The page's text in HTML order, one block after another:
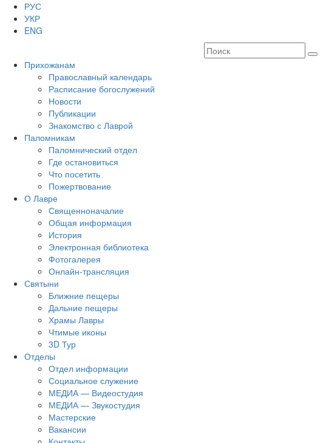
РУС
УКР
ENG
Прихожанам
Православный календарь
Расписание богослужений
Новости
Публикации
Знакомство с Лаврой
Паломникам
Паломнический отдел
Где остановиться
Что посетить
Пожертвование
О Лавре
Священноначалие
Общая информация
История
Электронная библиотека
Фотогалерея
Онлайн-трансляция
Святыни
Ближние пещеры
Дальние пещеры
Храмы Лавры
Чтимые иконы
3D Тур
Отделы
Отдел информации
Социальное служение
МЕДИА — Видеостудия
МЕДИА — Звукостудия
Мастерские
Вакансии